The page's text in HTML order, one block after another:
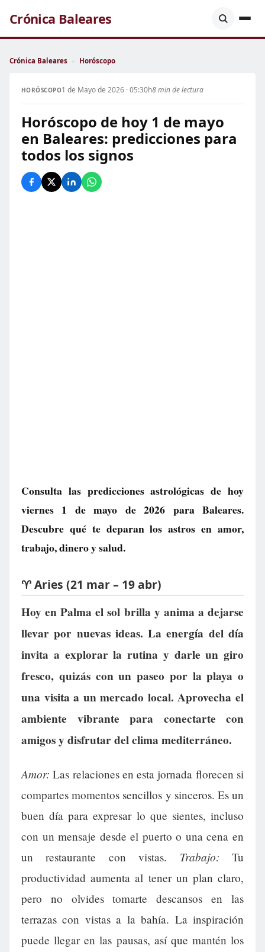
Crónica Baleares
Crónica Baleares › Horóscopo
HORÓSCOPO1 de Mayo de 2026 · 05:30h8 min de lectura
Horóscopo de hoy 1 de mayo
en Baleares: predicciones para
todos los signos
Consulta las predicciones astrológicas de hoy
viernes 1 de mayo de 2026 para Baleares.
Descubre qué te deparan los astros en amor,
trabajo, dinero y salud.
♈ Aries (21 mar – 19 abr)
Hoy en Palma el sol brilla y anima a dejarse
llevar por nuevas ideas. La energía del día
invita a explorar la rutina y darle un giro
fresco, quizás con un paseo por la playa o
una visita a un mercado local. Aprovecha el
ambiente vibrante para conectarte con
amigos y disfrutar del clima mediterráneo.
Amor: Las relaciones en esta jornada florecen si
compartes momentos sencillos y sinceros. Es un
buen día para expresar lo que sientes, incluso
con un mensaje desde el puerto o una cena en
un restaurante con vistas. Trabajo: Tu
productividad aumenta al tener un plan claro,
pero no olvides tomarte descansos en las
terrazas con vistas a la bahía. La inspiración
puede llegar en las pausas, así que mantén los